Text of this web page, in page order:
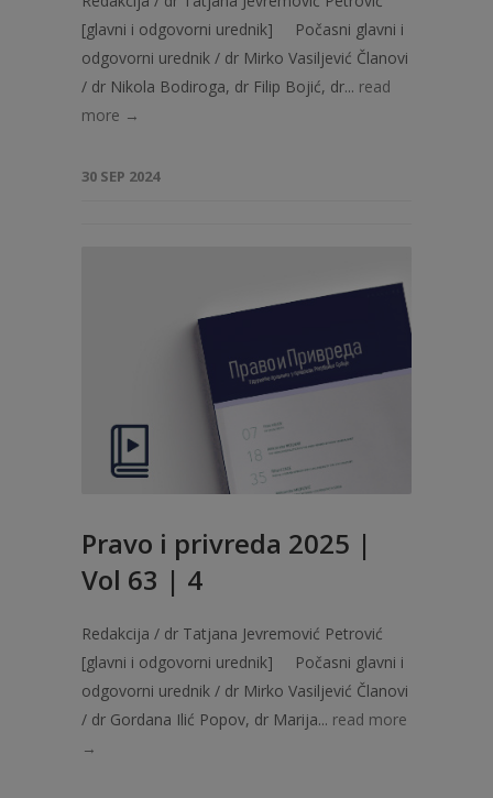
[glavni i odgovorni urednik] Počasni glavni i
odgovorni urednik / dr Mirko Vasiljević Članovi
/ dr Nikola Bodiroga, dr Filip Bojić, dr... read
more →
30 SEP 2024
Pravo i privreda 2025 |
Vol 63 | 4
Redakcija / dr Tatjana Jevremović Petrović
[glavni i odgovorni urednik] Počasni glavni i
odgovorni urednik / dr Mirko Vasiljević Članovi
/ dr Gordana Ilić Popov, dr Marija... read more
→